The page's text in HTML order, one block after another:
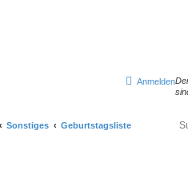
Anmelden
Sonstiges Geburtstagsliste